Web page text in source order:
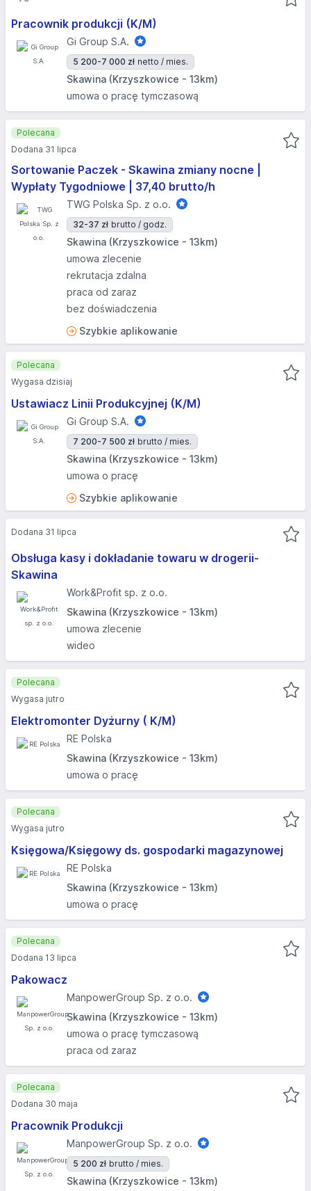
Pracownik produkcji (K/M)
Gi Group S.A.
5 200-7 000 zł netto / mies.
Skawina (Krzyszkowice - 13km)
umowa o pracę tymczasową
Sortowanie Paczek - Skawina zmiany nocne |
Wypłaty Tygodniowe | 37,40 brutto/h
TWG Polska Sp. z o.o.
32-37 zł brutto / godz.
Skawina (Krzyszkowice - 13km)
umowa zlecenie
rekrutacja zdalna
praca od zaraz
bez doświadczenia
Szybkie aplikowanie
Polecana
Dodana 31 lipca
Ustawiacz Linii Produkcyjnej (K/M)
Gi Group S.A.
7 200-7 500 zł brutto / mies.
Skawina (Krzyszkowice - 13km)
umowa o pracę
Szybkie aplikowanie
Polecana
Wygasa dzisiaj
Obsługa kasy i dokładanie towaru w drogerii-
Skawina
Work&Profit sp. z o.o.
Skawina (Krzyszkowice - 13km)
umowa zlecenie
wideo
Dodana 31 lipca
Elektromonter Dyżurny ( K/M)
RE Polska
Skawina (Krzyszkowice - 13km)
umowa o pracę
Polecana
Wygasa jutro
Księgowa/Księgowy ds. gospodarki magazynowej
RE Polska
Skawina (Krzyszkowice - 13km)
umowa o pracę
Polecana
Wygasa jutro
Pakowacz
ManpowerGroup Sp. z o.o.
Skawina (Krzyszkowice - 13km)
umowa o pracę tymczasową
praca od zaraz
Polecana
Dodana 13 lipca
Pracownik Produkcji
ManpowerGroup Sp. z o.o.
5 200 zł brutto / mies.
Skawina (Krzyszkowice - 13km)
Polecana
Dodana 30 maja